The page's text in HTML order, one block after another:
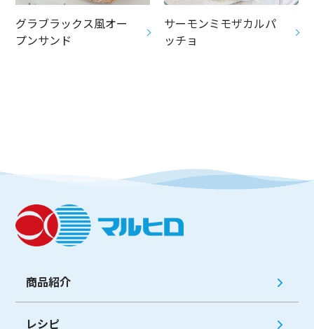
グラブラックス風オー
プンサンド
サーモンミモザカルパ
ッチョ
商品紹介
レシピ